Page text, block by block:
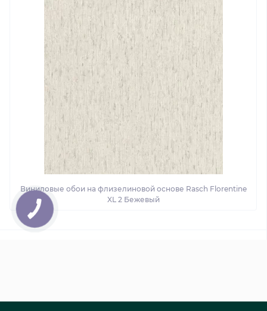
Виниловые обои на флизелиновой основе Rasch Florentine
XL 2 Бежевый